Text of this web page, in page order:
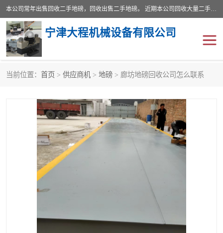
本公司常年出售回收二手地磅，回收出售二手地磅。 近期本公司回收大量二手地磅，型号齐全，宽度从2米到3.5米，长度5米到25米，承重吨位从10到200吨，成色7—9成新。 ? 使用年限6个月至2年，产品来源于个人闲置品，工矿企业停用品，因小换大而来。 精准度和新的一样， 二手地磅是内行人的选择，打个电话就省钱朋友您好等什么
宁津大程机械设备有限公司
当前位置： 首页 > 供应商机 > 地磅 > 廊坊地磅回收公司怎么联系
地磅传感器 废纸打包机
烘干机 食品烘干机
装载机电子秤 输送机
半自动输送机 全自动输送机